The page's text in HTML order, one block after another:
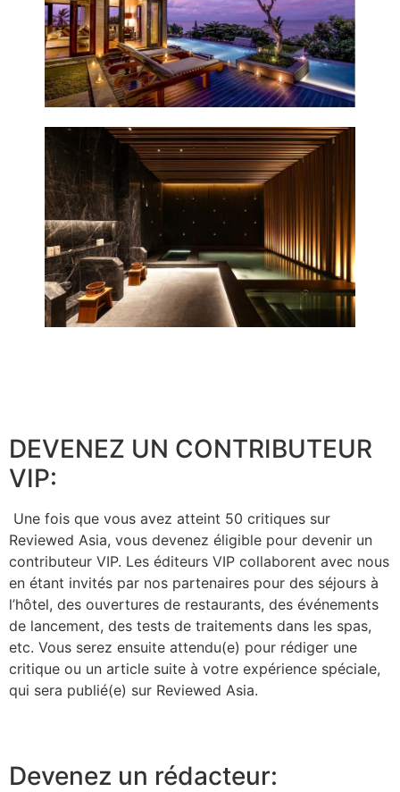
DEVENEZ UN CONTRIBUTEUR
VIP:
Une fois que vous avez atteint 50 critiques sur
Reviewed Asia, vous devenez éligible pour devenir un
contributeur VIP. Les éditeurs VIP collaborent avec nous
en étant invités par nos partenaires pour des séjours à
l’hôtel, des ouvertures de restaurants, des événements
de lancement, des tests de traitements dans les spas,
etc. Vous serez ensuite attendu(e) pour rédiger une
critique ou un article suite à votre expérience spéciale,
qui sera publié(e) sur Reviewed Asia.
Devenez un rédacteur: